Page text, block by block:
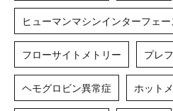
ヒューマンマシンインターフェー
フローサイトメトリー プレ
ヘモグロビン異常症 ホット